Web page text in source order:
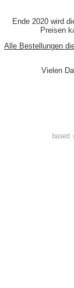
Ende 2020 wird
Preisen
Alle Bestellungen
Vielen